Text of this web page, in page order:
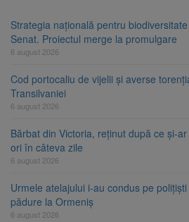
Strategia națională pentru
Senat. Proiectul merge la promulgare
6 august 2026
Cod portocaliu de vijelii și averse
Transilvaniei
6 august 2026
Bărbat din Victoria, reținut după ce și-
ori în câteva zile
6 august 2026
Urmele atelajului i-au condus pe
pădure la Ormeniș
6 august 2026